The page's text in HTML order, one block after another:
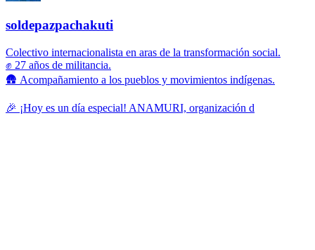
soldepazpachakuti
Colectivo internacionalista en aras de la transformación social.
✊ 27 años de militancia.
🛖 Acompañamiento a los pueblos y movimientos indígenas.
🎉 ¡Hoy es un día especial! ANAMURI, organización d